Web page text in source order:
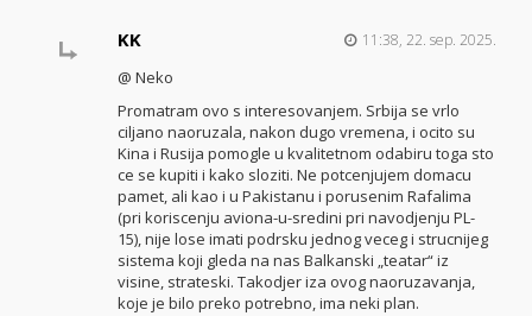
KK 11:38, 22. sep. 2025.
@ Neko
Promatram ovo s interesovanjem. Srbija se vrlo
ciljano naoruzala, nakon dugo vremena, i ocito su
Kina i Rusija pomogle u kvalitetnom odabiru toga sto
ce se kupiti i kako sloziti. Ne potcenjujem domacu
pamet, ali kao i u Pakistanu i porusenim Rafalima
(pri koriscenju aviona-u-sredini pri navodjenju PL-
15), nije lose imati podrsku jednog veceg i strucnijeg
sistema koji gleda na nas Balkanski „teatar“ iz
visine, strateski. Takodjer iza ovog naoruzavanja,
koje je bilo preko potrebno, ima neki plan.